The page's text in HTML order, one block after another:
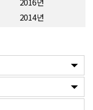
2014년